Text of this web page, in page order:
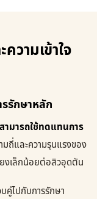
วามเข้าใจ
รักษาหลัก
ามารถใช้ทดแทนการ
ถี่และความรุนแรงของ
งเล็กน้อยต่อสิวอุดตัน
คู่ไปกับการรักษา